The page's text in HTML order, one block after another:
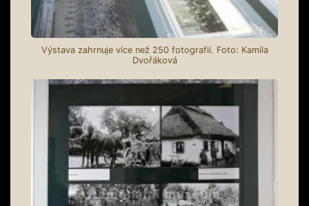
Výstava zahrnuje více než 250 fotografií. Foto: Kamila
Dvořáková